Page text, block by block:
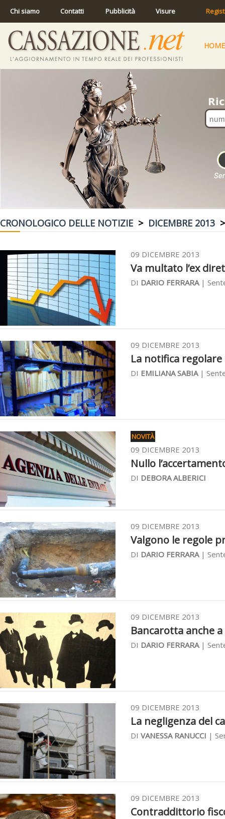
Chi siamo Contatti Pubblicità Visure
HOME
CRONOLOGICO DELLE NOTIZIE > DICEMBRE 2013
09 DICEMBRE 2013
Va multato l’ex
DI DARIO FERRARA|
09 DICEMBRE 2013
La notifica
DI EMILIANA SABIA|
NOVITÀ
09 DICEMBRE 2013
Nullo
DI DEBORA ALBERICI
09 DICEMBRE 2013
Valgono le regole
DI DARIO FERRARA|
09 DICEMBRE 2013
Bancarotta anche
DI DARIO FERRARA|
09 DICEMBRE 2013
La negligenza del
DI VANESSA RANUCCI |
09 DICEMBRE 2013
Contraddittorio